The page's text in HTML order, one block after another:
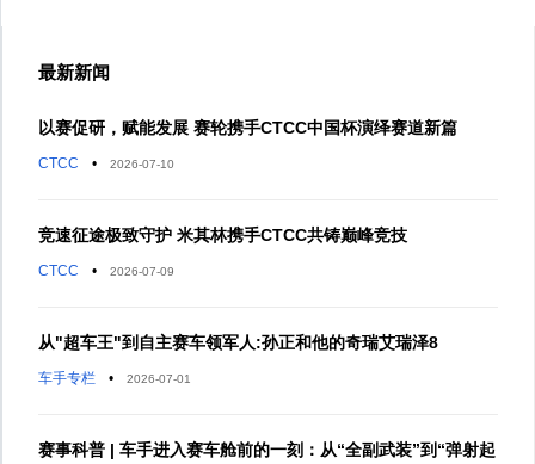
最新新闻
以赛促研，赋能发展 赛轮携手CTCC中国杯演绎赛道新篇
CTCC • 2026-07-10
竞速征途极致守护 米其林携手CTCC共铸巅峰竞技
CTCC • 2026-07-09
从"超车王"到自主赛车领军人:孙正和他的奇瑞艾瑞泽8
车手专栏 • 2026-07-01
赛事科普 | 车手进入赛车舱前的一刻：从“全副武装”到“弹射起